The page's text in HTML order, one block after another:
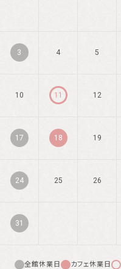
3 4 5
10 11 12
17 18 19
24 25 26
31
全館休業日 カフェ休業日